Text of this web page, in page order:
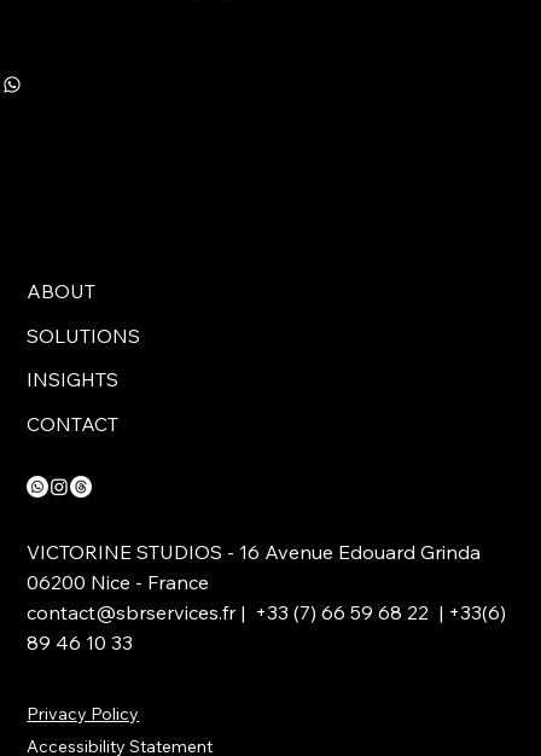
ABOUT
SOLUTIONS
INSIGHTS
CONTACT
VICTORINE STUDIOS - 16 Avenue Edouard Grinda
06200 Nice - France
contact@sbrservices.fr| +33 (7) 66 59 68 22 | +33(6)
89 46 10 33
Privacy Policy
Accessibility Statement